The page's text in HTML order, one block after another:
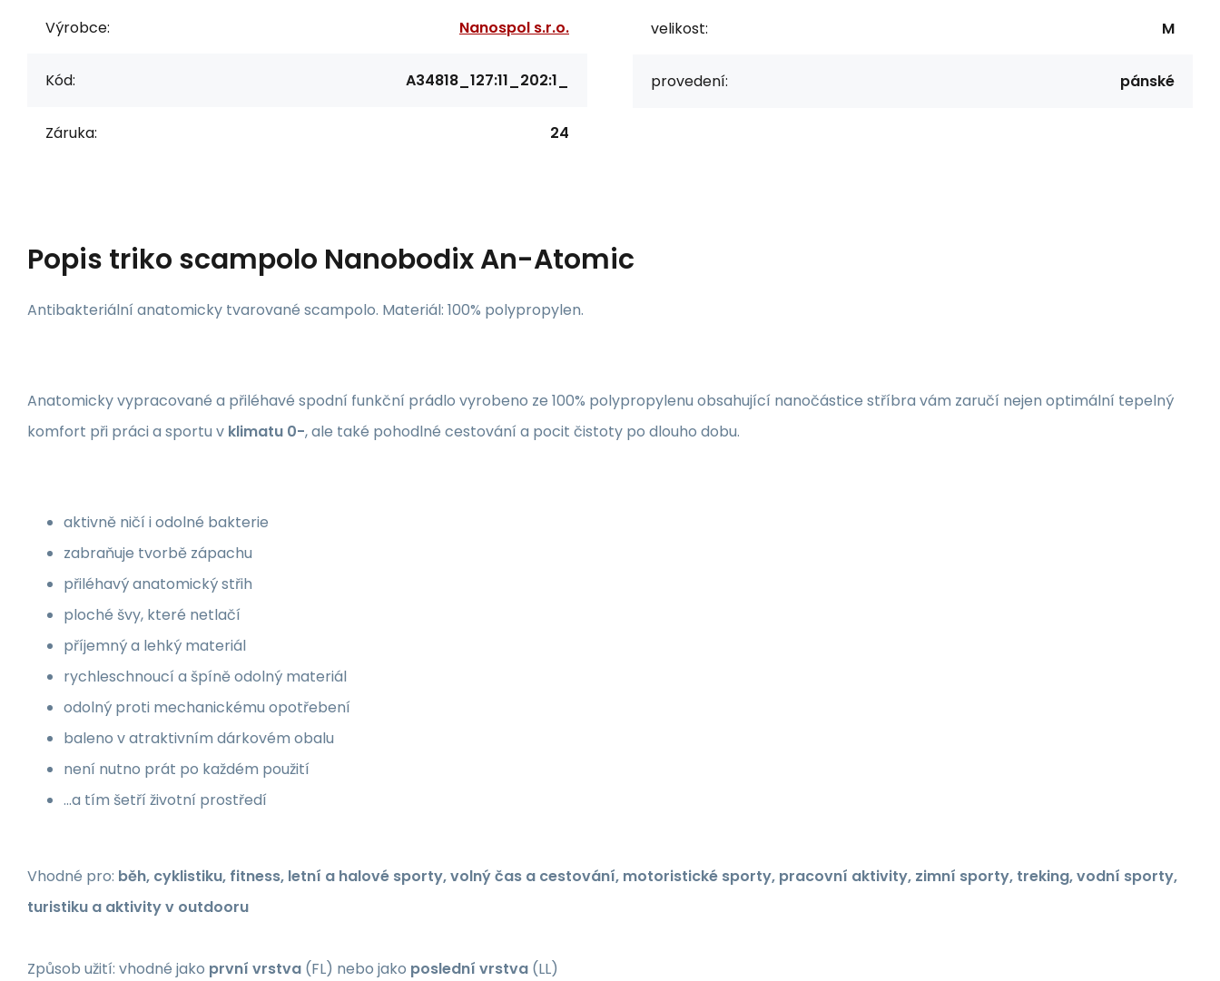
Výrobce: Nanospol s.r.o.
Kód: A34818_127:11_202:1_
Záruka: 24
velikost: M
provedení: pánské
Popis triko scampolo Nanobodix An-Atomic
Antibakteriální anatomicky tvarované scampolo. Materiál: 100% polypropylen.
Anatomicky vypracované a přiléhavé spodní funkční prádlo vyrobeno ze 100% polypropylenu obsahující nanočástice stříbra vám zaručí nejen optimální tepelný
komfort při práci a sportu v klimatu 0-, ale také pohodlné cestování a pocit čistoty po dlouho dobu.
aktivně ničí i odolné bakterie
zabraňuje tvorbě zápachu
přiléhavý anatomický střih
ploché švy, které netlačí
příjemný a lehký materiál
rychleschnoucí a špíně odolný materiál
odolný proti mechanickému opotřebení
baleno v atraktivním dárkovém obalu
není nutno prát po každém použití
...a tím šetří životní prostředí
Vhodné pro: běh, cyklistiku, fitness, letní a halové sporty, volný čas a cestování, motoristické sporty, pracovní aktivity, zimní sporty, treking, vodní sporty,
turistiku a aktivity v outdooru
Způsob užití: vhodné jako první vrstva (FL) nebo jako poslední vrstva (LL)